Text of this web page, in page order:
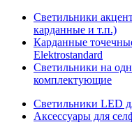
Светильники
карданные и т.п.)
Карданные
Elektrostandard
Светильники на
комплектующие
Светильники LED
Аксессуары для